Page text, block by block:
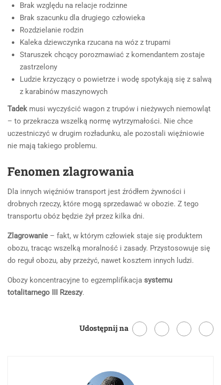
Brak względu na relacje rodzinne
Brak szacunku dla drugiego człowieka
Rozdzielanie rodzin
Kaleka dziewczynka rzucana na wóz z trupami
Staruszek chcący porozmawiać z komendantem zostaje
zastrzelony
Ludzie krzyczący o powietrze i wodę spotykają się z salwą
z karabinów maszynowych
Tadekmusi wyczyścić wagon z trupów i nieżywych niemowląt
– to przekracza wszelką normę wytrzymałości. Nie chce
uczestniczyć w drugim rozładunku, ale pozostali więźniowie
nie mają takiego problemu.
Fenomen zlagrowania
Dla innych więźniów transport jest źródłem żywności i
drobnych rzeczy, które mogą sprzedawać w obozie. Z tego
transportu obóz będzie żył przez kilka dni.
Zlagrowanie – fakt, w którym człowiek staje się produktem
obozu, tracąc wszelką moralność i zasady. Przystosowuje się
do reguł obozu, aby przeżyć, nawet kosztem innych ludzi.
Obozy koncentracyjne to egzemplifikacja systemu
totalitarnego III Rzeszy.
Udostępnij na